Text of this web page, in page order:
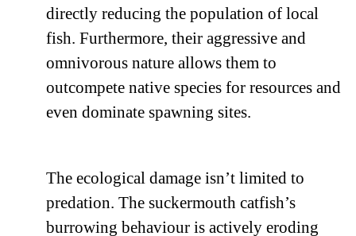
directly reducing the population of local
fish. Furthermore, their aggressive and
omnivorous nature allows them to
outcompete native species for resources and
even dominate spawning sites.
The ecological damage isn’t limited to
predation. The suckermouth catfish’s
burrowing behaviour is actively eroding